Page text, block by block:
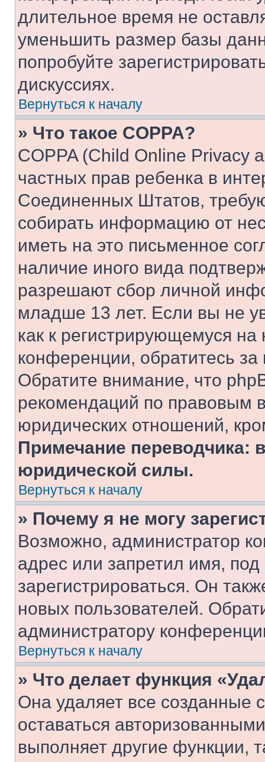
длительное время не
уменьшить размер базы
попробуйте
дискуссиях.
Вернуться к началу
» Что такое COPPA?
COPPA (Child Online Privacy
частных прав ребенка в
Соединенных Штатов,
собирать информацию от
иметь на это письменное
наличие иного вида
разрешают сбор личной
младше 13 лет. Если вы не
как к регистрирующемуся
конференции, обратитесь
Обратите внимание, что
рекомендаций по правовым
юридических отношений,
Примечание переводчика:
юридической силы.
Вернуться к началу
» Почему я не могу
Возможно, администратор
адрес или запретил имя,
зарегистрироваться. Он
новых пользователей.
администратору
Вернуться к началу
» Что делает функция
Она удаляет все созданные
оставаться
выполняет другие функции,